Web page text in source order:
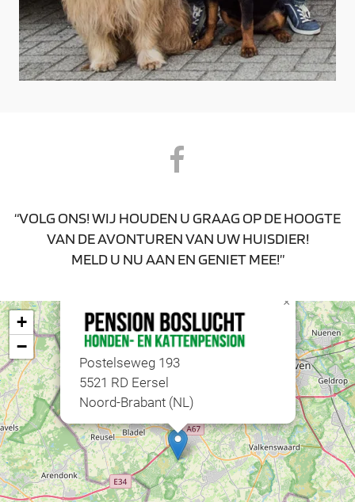
“VOLG ONS! WIJ HOUDEN U GRAAG OP DE HOOGTE
VAN DE AVONTUREN VAN UW HUISDIER!
MELD U NU AAN EN GENIET MEE!”
Postelseweg 193
5521 RD Eersel
Noord-Brabant (NL)
×
+
−